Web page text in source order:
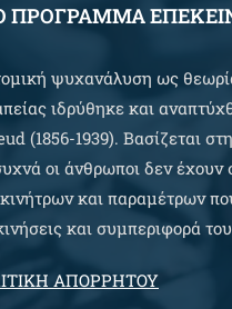
ΠΡΟΓΡΑΜΜΑ
ψυχανάλυση ως
ιδρύθηκε και
(1856-1939). Βασίζεται
οι άνθρωποι δεν έχουν
και παραμέτρων
και συμπεριφορά
ΑΠΟΡΡΗΤΟΥ